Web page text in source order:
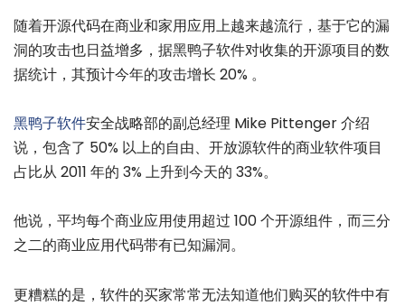
随着开源代码在商业和家用应用上越来越流行，基于它的漏
洞的攻击也日益增多，据黑鸭子软件对收集的开源项目的数
据统计，其预计今年的攻击增长 20% 。
黑鸭子软件安全战略部的副总经理 Mike Pittenger 介绍
说，包含了 50% 以上的自由、开放源软件的商业软件项目
占比从 2011 年的 3% 上升到今天的 33%。
他说，平均每个商业应用使用超过 100 个开源组件，而三分
之二的商业应用代码带有已知漏洞。
更糟糕的是，软件的买家常常无法知道他们购买的软件中有